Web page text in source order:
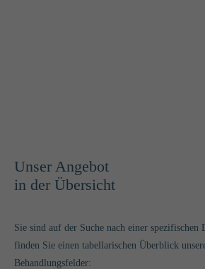
Unser Angebot
in der Übersicht
Sie sind auf der Suche nach einer spezifischen
finden Sie einen tabellarischen Überblick
Behandlungsfelder: